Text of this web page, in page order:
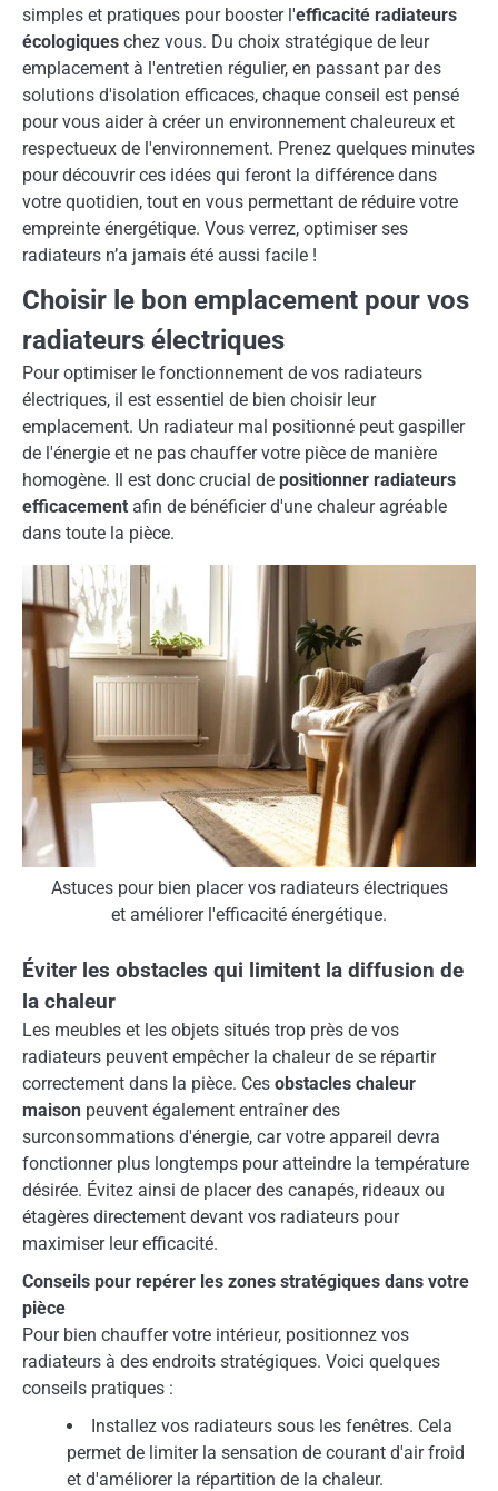
simples et pratiques pour booster l'efficacité radiateurs
écologiques chez vous. Du choix stratégique de leur
emplacement à l'entretien régulier, en passant par des
solutions d'isolation efficaces, chaque conseil est pensé
pour vous aider à créer un environnement chaleureux et
respectueux de l'environnement. Prenez quelques minutes
pour découvrir ces idées qui feront la différence dans
votre quotidien, tout en vous permettant de réduire votre
empreinte énergétique. Vous verrez, optimiser ses
radiateurs n’a jamais été aussi facile !
Choisir le bon emplacement pour vos
radiateurs électriques
Pour optimiser le fonctionnement de vos radiateurs
électriques, il est essentiel de bien choisir leur
emplacement. Un radiateur mal positionné peut gaspiller
de l'énergie et ne pas chauffer votre pièce de manière
homogène. Il est donc crucial de positionner radiateurs
efficacement afin de bénéficier d'une chaleur agréable
dans toute la pièce.
Astuces pour bien placer vos radiateurs électriques
et améliorer l'efficacité énergétique.
Éviter les obstacles qui limitent la diffusion de
la chaleur
Les meubles et les objets situés trop près de vos
radiateurs peuvent empêcher la chaleur de se répartir
correctement dans la pièce. Ces obstacles chaleur
maison peuvent également entraîner des
surconsommations d'énergie, car votre appareil devra
fonctionner plus longtemps pour atteindre la température
désirée. Évitez ainsi de placer des canapés, rideaux ou
étagères directement devant vos radiateurs pour
maximiser leur efficacité.
Conseils pour repérer les zones stratégiques dans votre
pièce
Pour bien chauffer votre intérieur, positionnez vos
radiateurs à des endroits stratégiques. Voici quelques
conseils pratiques :
Installez vos radiateurs sous les fenêtres. Cela
permet de limiter la sensation de courant d'air froid
et d'améliorer la répartition de la chaleur.